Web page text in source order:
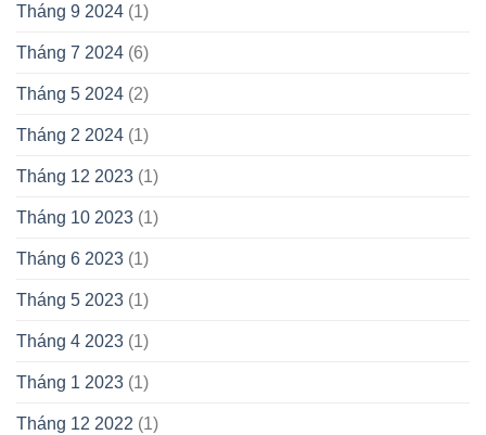
Tháng 9 2024 (1)
Tháng 7 2024 (6)
Tháng 5 2024 (2)
Tháng 2 2024 (1)
Tháng 12 2023 (1)
Tháng 10 2023 (1)
Tháng 6 2023 (1)
Tháng 5 2023 (1)
Tháng 4 2023 (1)
Tháng 1 2023 (1)
Tháng 12 2022 (1)